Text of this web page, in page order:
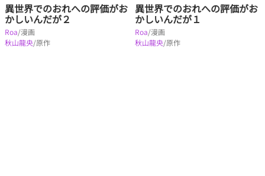
異世界でのおれへの評価がお
かしいんだが２
Roa/漫画
秋山龍央/原作
異世界でのおれへの評価がお
かしいんだが１
Roa/漫画
秋山龍央/原作